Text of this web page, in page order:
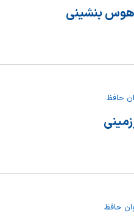
هوس بنشینی
حافظ
حافظ